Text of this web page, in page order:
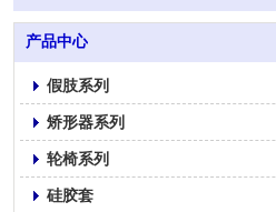
产品中心
假肢系列
矫形器系列
轮椅系列
硅胶套